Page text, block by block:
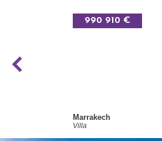
990 910 €
Marrakech
Villa